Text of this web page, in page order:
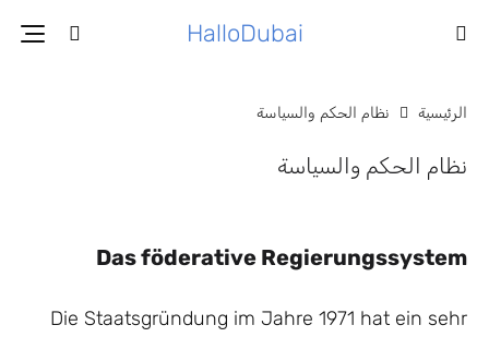
HalloDubai
الرئيسية نظام الحكم والسياسة
نظام الحكم والسياسة
Das föderative Regierungssystem
Die Staatsgründung im Jahre 1971 hat ein sehr